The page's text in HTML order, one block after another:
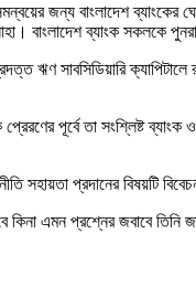
জন্য বাংলাদেশ ব্যাংকের
বাংলাদেশ ব্যাংক
ঋণ সাবসিডিয়ারি
প্রেরণের পূর্বে তা সংশ্লিষ্ট
প্রদানের বিষয়টি
কিনা এমন প্রশ্নের জবাবে